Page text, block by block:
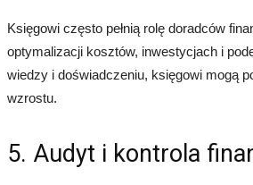
Księgowi często pełnią rolę doradców
optymalizacji kosztów, inwestycjach i
wiedzy i doświadczeniu, księgowi mogą
wzrostu.
5. Audyt i kontrola